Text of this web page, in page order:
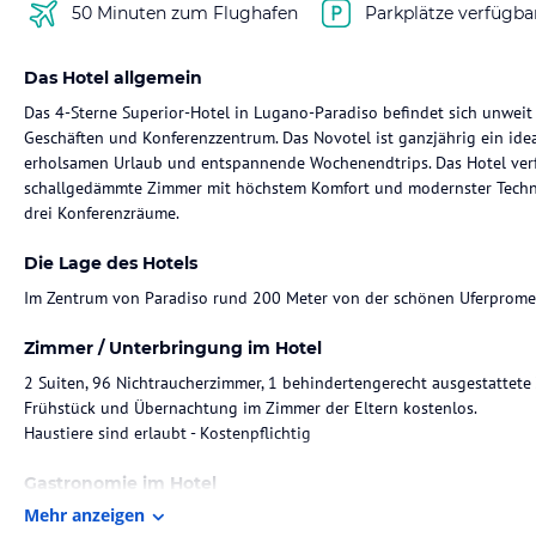
50 Minuten zum Flughafen Parkplätze
Das Hotel allgemein
Das 4-Sterne Superior-Hotel in Lugano-Paradiso befindet sich
Geschäften und Konferenzzentrum. Das Novotel ist ganzjährig ein
erholsamen Urlaub und entspannende Wochenendtrips. Das Hotel
schallgedämmte Zimmer mit höchstem Komfort und modernster
drei Konferenzräume.
Die Lage des Hotels
Im Zentrum von Paradiso rund 200 Meter von der schönen
Zimmer / Unterbringung im Hotel
2 Suiten, 96 Nichtraucherzimmer, 1 behindertengerecht
Frühstück und Übernachtung im Zimmer der Eltern kostenlos.
Haustiere sind erlaubt - Kostenpflichtig
Gastronomie im Hotel
Das Restaurante in den Sommermonaten La Terrazza - Pool verwöhnt
Mehr anzeigen